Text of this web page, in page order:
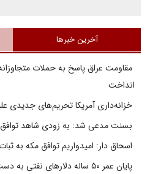
آخرین خبرها
مقاومت عراق پاسخ به حملات
انداخت
خزانه‌داری آمریکا تحریم‌های جدیدی
بسنت مدعی شد: به زودی شاهد توافق
اسحاق دار: امیدواریم توافق مکه به
پایان عمر ۵۰ ساله دلارهای نفتی به دست ایران